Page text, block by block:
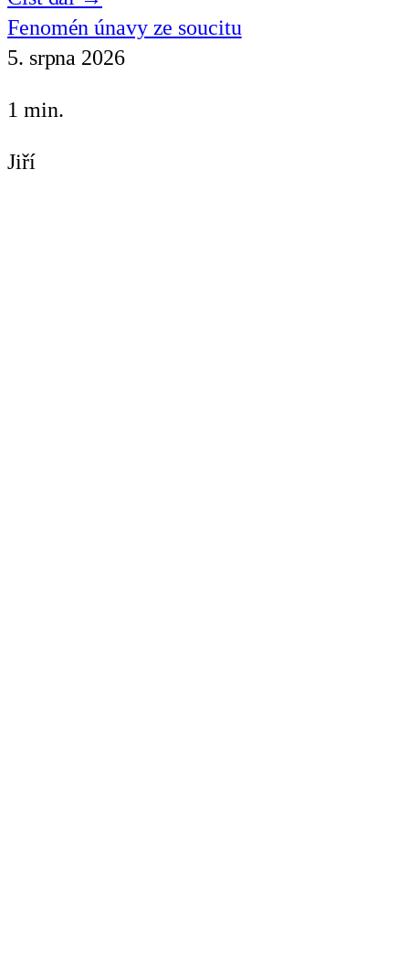
Fenomén únavy ze soucitu
5. srpna 2026
1 min.
Jiří